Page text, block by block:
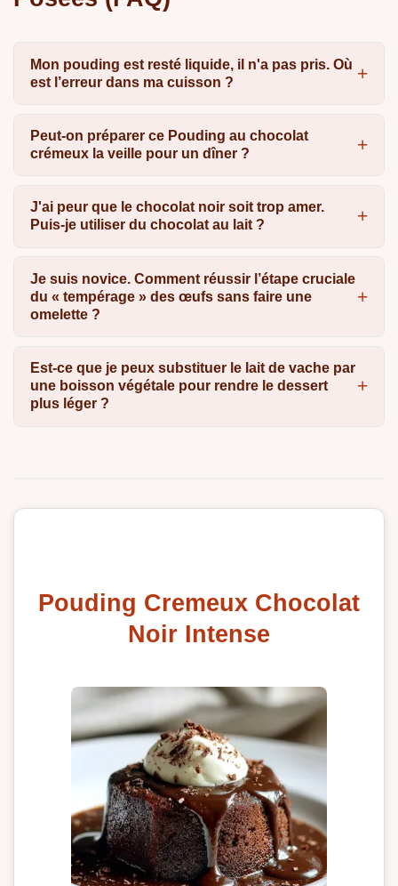
Mon pouding est resté liquide, il n'a pas pris. Où
est l’erreur dans ma cuisson ?
Peut-on préparer ce Pouding au chocolat
crémeux la veille pour un dîner ?
J'ai peur que le chocolat noir soit trop amer.
Puis-je utiliser du chocolat au lait ?
Je suis novice. Comment réussir l’étape cruciale
du « tempérage » des œufs sans faire une
omelette ?
Est-ce que je peux substituer le lait de vache par
une boisson végétale pour rendre le dessert
plus léger ?
Pouding Cremeux Chocolat
Noir Intense